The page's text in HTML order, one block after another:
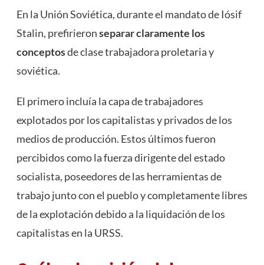
En la Unión Soviética, durante el mandato de Iósif
Stalin, prefirieronseparar claramente los
conceptosde clase trabajadora proletaria y
soviética.
El primero incluía la capa de trabajadores
explotados por los capitalistas y privados de los
medios de producción. Estos últimos fueron
percibidos como la fuerza dirigente del estado
socialista, poseedores de las herramientas de
trabajo junto con el pueblo y completamente libres
de la explotación debido a la liquidación de los
capitalistas en la URSS.